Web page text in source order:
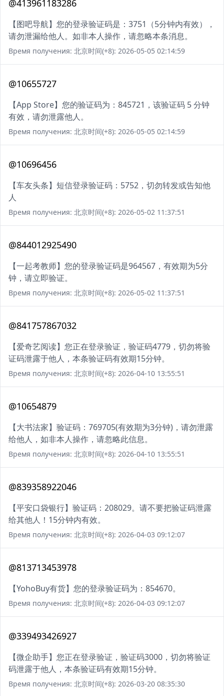
@413961183286
【图吧导航】您的登录验证码是：3751（5分钟内有效），
请勿泄漏给他人。如非本人操作，请忽略本条消息。
Время получения: 北京时间(+8): 2026-05-05 02:14:59
@10655727
【App Store】您的验证码为：845721，该验证码 5 分钟
有效，请勿泄露他人。
Время получения: 北京时间(+8): 2026-05-05 02:14:59
@10696456
【车友头条】短信登录验证码：5752，切勿转发或告知他
人
Время получения: 北京时间(+8): 2026-05-02 11:37:51
@844012925490
【一起考教师】您的登录验证码是964567，有效期为5分
钟，请立即验证。
Время получения: 北京时间(+8): 2026-05-02 11:37:51
@841757867032
【爱奇艺阅读】您正在登录验证，验证码4779，切勿将验
证码泄露于他人，本条验证码有效期15分钟。
Время получения: 北京时间(+8): 2026-04-10 13:55:51
@10654879
【大书法家】验证码：769705(有效期为3分钟)，请勿泄露
给他人，如非本人操作，请忽略此信息。
Время получения: 北京时间(+8): 2026-04-10 13:55:51
@839358922046
【平安口袋银行】验证码：208029。请不要把验证码泄露
给其他人！15分钟内有效。
Время получения: 北京时间(+8): 2026-04-03 09:12:07
@813713453978
【YohoBuy有货】您的登录验证码为：854670。
Время получения: 北京时间(+8): 2026-04-03 09:12:07
@339493426927
【微企助手】您正在登录验证，验证码3000，切勿将验证
码泄露于他人，本条验证码有效期15分钟。
Время получения: 北京时间(+8): 2026-03-20 08:35:30